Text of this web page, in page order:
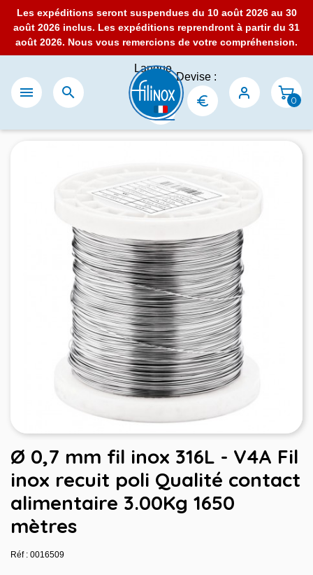
Les expéditions seront suspendues du 10 août 2026 au 30
août 2026 inclus. Les expéditions reprendront à partir du 31
août 2026. Nous vous remercions de votre compréhension.
 
Langue
:
Devise :
0
Ø 0,7 mm fil inox 316L - V4A Fil
inox recuit poli Qualité contact
alimentaire 3.00Kg 1650
mètres
Réf : 0016509